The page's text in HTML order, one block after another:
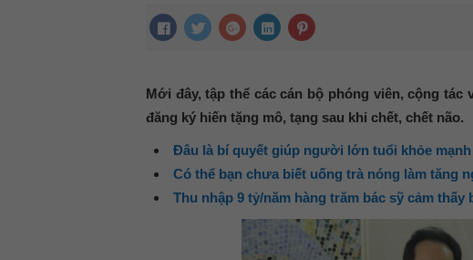
Mới đây, tập thể các cán bộ phóng viên, cộng
đăng ký hiến tặng mô, tạng sau khi chết, chết não.
Đâu là bí quyết giúp người lớn tuổi khỏe
Có thể bạn chưa biết uống trà nóng làm tăng
Thu nhập 9 tỷ/năm hàng trăm bác sỹ cảm